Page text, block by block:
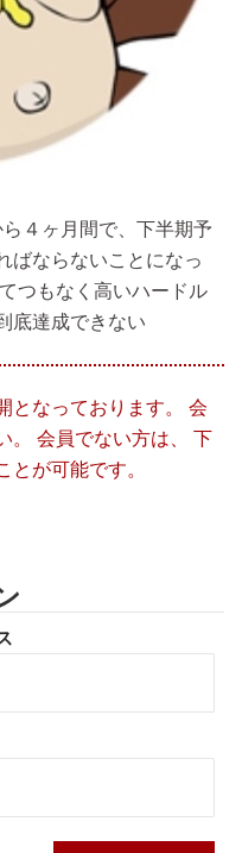
４ヶ月間で、下半期予
ばならないことになっ
つもなく高いハードル
底達成できない
となっております。 会
。 会員でない方は、 下
とが可能です。